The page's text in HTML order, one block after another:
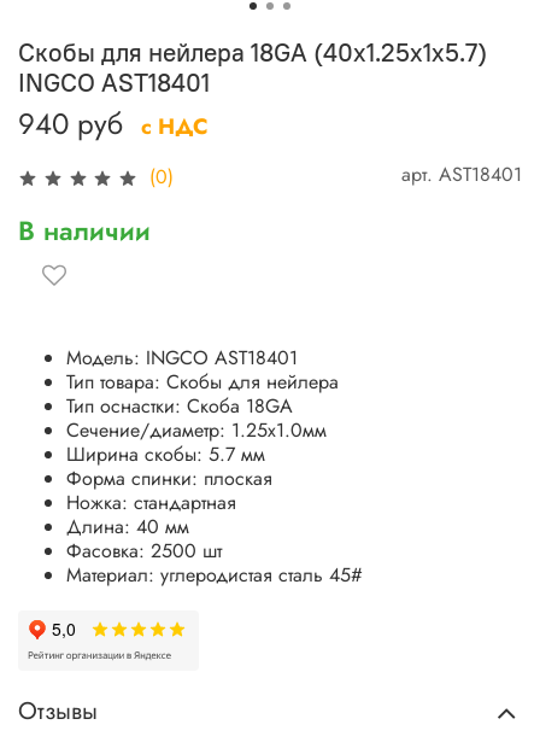
(0) арт. AST18401
Скобы для нейлера 18GA (40х1.25х1х5.7)
INGCO AST18401
940 руб с НДС
В наличии
Модель: INGCO AST18401
Тип товара: Скобы для нейлера
Тип оснастки: Скоба 18GA
Сечение/диаметр: 1.25х1.0мм
Ширина скобы: 5.7 мм
Форма спинки: плоская
Ножка: стандартная
Длина: 40 мм
Фасовка: 2500 шт
Материал: углеродистая сталь 45#
Отзывы